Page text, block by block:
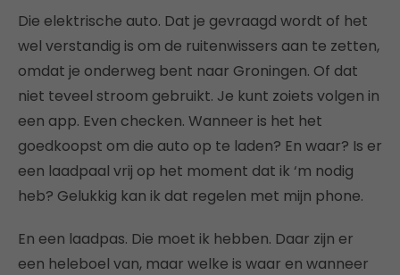
Die elektrische auto. Dat je gevraagd wordt of het
wel verstandig is om de ruitenwissers aan te zetten,
omdat je onderweg bent naar Groningen. Of dat
niet teveel stroom gebruikt. Je kunt zoiets volgen in
een app. Even checken. Wanneer is het het
goedkoopst om die auto op te laden? En waar? Is er
een laadpaal vrij op het moment dat ik ‘m nodig
heb? Gelukkig kan ik dat regelen met mijn phone.
En een laadpas. Die moet ik hebben. Daar zijn er
een heleboel van, maar welke is waar en wanneer